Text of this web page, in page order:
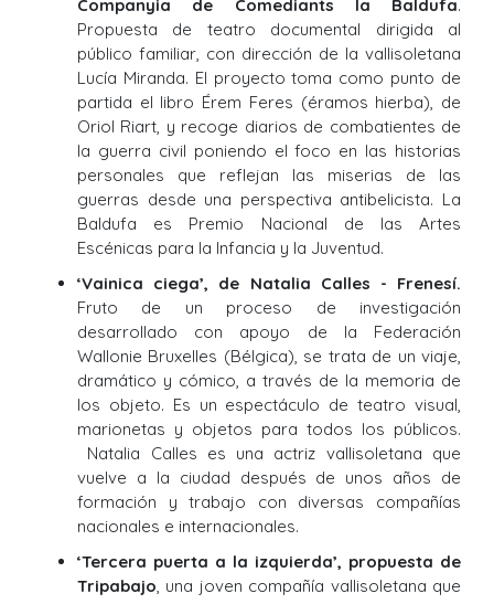
Companyia de Comediants la Baldufa.
Propuesta de teatro documental dirigida al
público familiar, con dirección de la vallisoletana
Lucía Miranda. El proyecto toma como punto de
partida el libro Érem Feres (éramos hierba), de
Oriol Riart, y recoge diarios de combatientes de
la guerra civil poniendo el foco en las historias
personales que reflejan las miserias de las
guerras desde una perspectiva antibelicista. La
Baldufa es Premio Nacional de las Artes
Escénicas para la Infancia y la Juventud.
‘Vainica ciega’, de Natalia Calles - Frenesí.
Fruto de un proceso de investigación
desarrollado con apoyo de la Federación
Wallonie Bruxelles (Bélgica), se trata de un viaje,
dramático y cómico, a través de la memoria de
los objeto. Es un espectáculo de teatro visual,
marionetas y objetos para todos los públicos.
Natalia Calles es una actriz vallisoletana que
vuelve a la ciudad después de unos años de
formación y trabajo con diversas compañías
nacionales e internacionales.
‘Tercera puerta a la izquierda’, propuesta de
Tripabajo, una joven compañía vallisoletana que